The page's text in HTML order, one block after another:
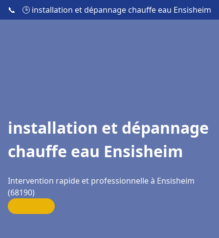
📞 🕒 installation et dépannage chauffe eau Ensisheim
installation et dépannage
chauffe eau Ensisheim
Intervention rapide et professionnelle à Ensisheim
(68190)